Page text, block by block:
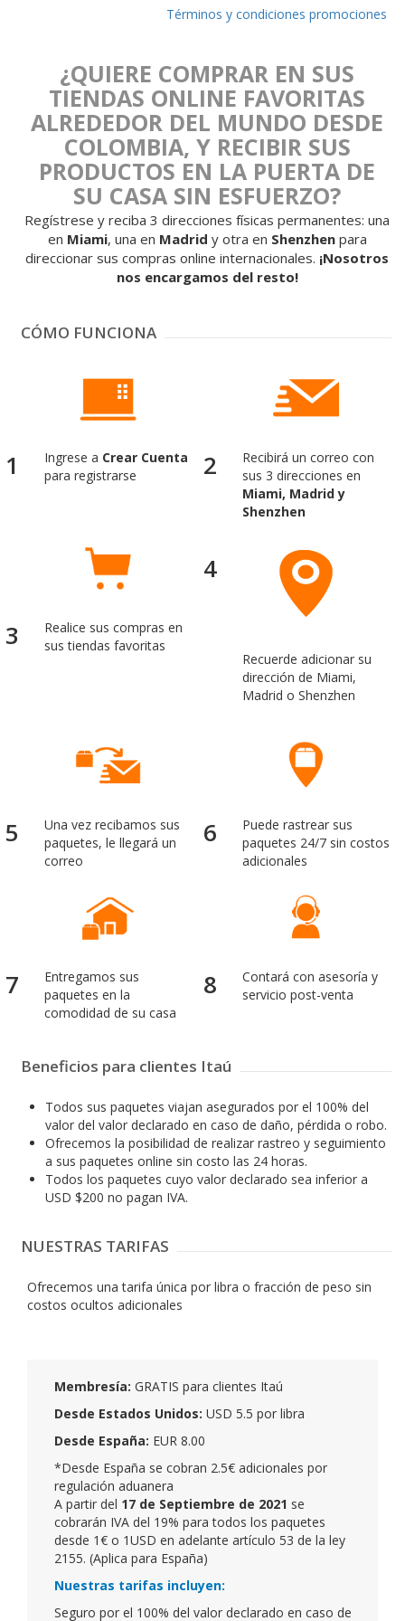
Términos y condiciones promociones
¿QUIERE COMPRAR EN SUS
TIENDAS ONLINE FAVORITAS
ALREDEDOR DEL MUNDO DESDE
COLOMBIA, Y RECIBIR SUS
PRODUCTOS EN LA PUERTA DE
SU CASA SIN ESFUERZO?
Regístrese y reciba 3 direcciones físicas permanentes: una
en Miami, una en Madrid y otra en Shenzhenpara
direccionar sus compras online internacionales. ¡Nosotros
nos encargamos del resto!
CÓMO FUNCIONA
1 Ingrese a Crear Cuenta
para registrarse
2
Recibirá un correo con
sus 3 direcciones en
Miami, Madrid y
Shenzhen
3
Realice sus compras en
sus tiendas favoritas
4
Recuerde adicionar su
dirección de Miami,
Madrid o Shenzhen
5
Una vez recibamos sus
paquetes, le llegará un
correo
6
Puede rastrear sus
paquetes 24/7 sin costos
adicionales
7
Entregamos sus
paquetes en la
comodidad de su casa
8
Contará con asesoría y
servicio post-venta
Beneficios para clientes Itaú
Todos sus paquetes viajan asegurados por el 100% del
valor del valor declarado en caso de daño, pérdida o robo.
Ofrecemos la posibilidad de realizar rastreo y seguimiento
a sus paquetes online sin costo las 24 horas.
Todos los paquetes cuyo valor declarado sea inferior a
USD $200 no pagan IVA.
NUESTRAS TARIFAS
Ofrecemos una tarifa única por libra o fracción de peso sin
costos ocultos adicionales
Membresía: GRATIS para clientes Itaú
Desde Estados Unidos: USD 5.5 por libra
Desde España: EUR 8.00
*Desde España se cobran 2.5€ adicionales por
regulación aduanera
A partir del 17 de Septiembre de 2021 se
cobrarán IVA del 19% para todos los paquetes
desde 1€ o 1USD en adelante artículo 53 de la ley
2155. (Aplica para España)
Nuestras tarifas incluyen:
Seguro por el 100% del valor declarado en caso de